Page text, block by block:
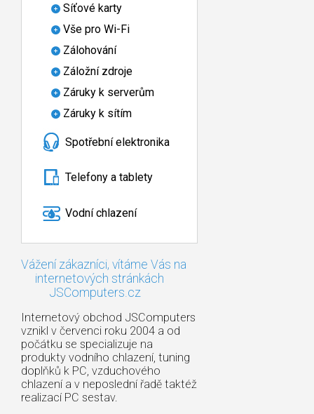
Síťové karty
Vše pro Wi-Fi
Zálohování
Záložní zdroje
Záruky k serverům
Záruky k sítím
Spotřební elektronika
Telefony a tablety
Vodní chlazení
Vážení zákazníci, vítáme Vás na
internetových stránkách
JSComputers.cz
Internetový obchod JSComputers
vznikl v červenci roku 2004 a od
počátku se specializuje na
produkty vodního chlazení, tuning
doplňků k PC, vzduchového
chlazení a v neposlední řadě taktéž
realizací PC sestav.